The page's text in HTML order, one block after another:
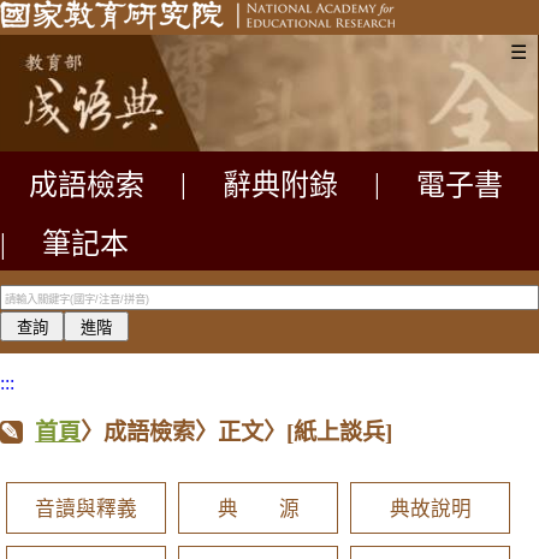
☰
成語檢索 辭典附錄
電子書
|
筆記本
:::
首頁〉成語檢索〉正文〉 [紙上談兵]
音讀與釋義 典 源 典故說明